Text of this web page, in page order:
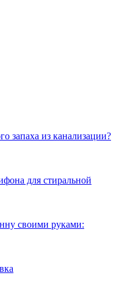
запаха из канализации?
для стиральной
своими руками: